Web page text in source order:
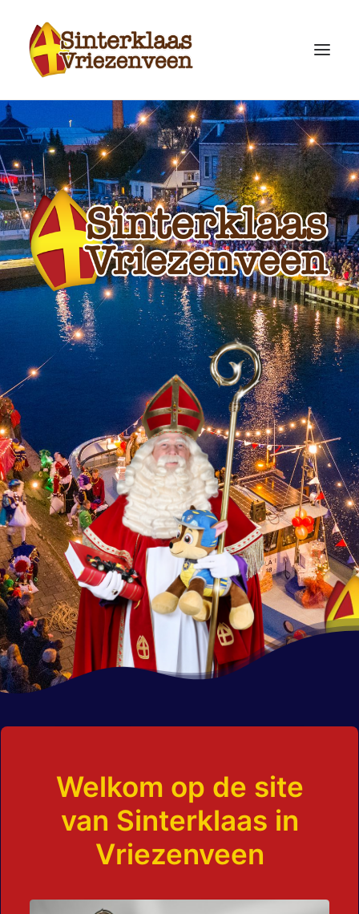
HOME
INTOCHT 2025
FILMPJES
HUIS VAN SINTERKLAAS
SINTERKLAASKRANT
LIEDJES EN DANSEN
ORGANISATIE
Welkom op de site
van Sinterklaas in
Vriezenveen